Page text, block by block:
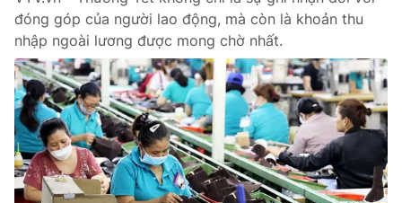
đóng góp của người lao động, mà còn là khoản thu
nhập ngoài lương được mong chờ nhất.